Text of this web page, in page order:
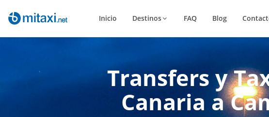
Inicio Destinos FAQ Blog
Transfers y
Canaria a